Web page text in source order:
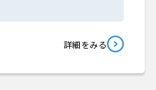
詳細をみる